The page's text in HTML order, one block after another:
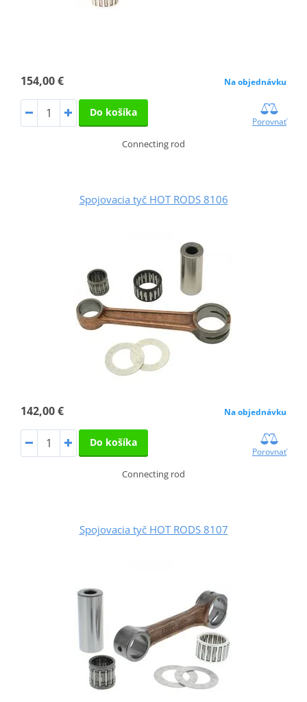
154,00 € Na objednávku
Do košíka
Porovnať
Connecting rod
Spojovacia tyč HOT RODS 8106
142,00 € Na objednávku
Do košíka
Porovnať
Connecting rod
Spojovacia tyč HOT RODS 8107